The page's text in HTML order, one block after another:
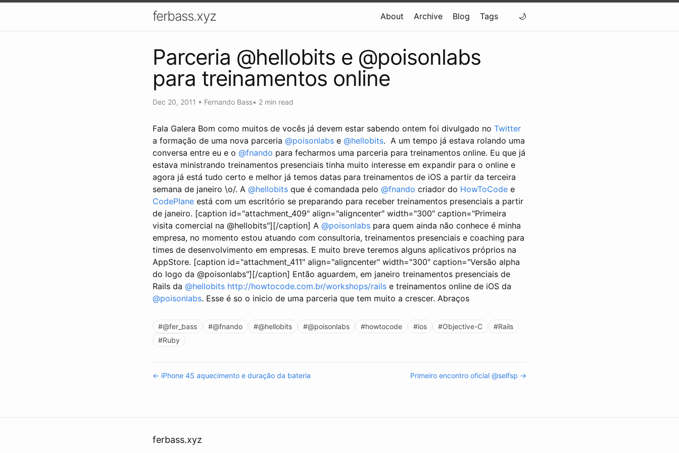
ferbass.xyz About Archive Blog Tags
Parceria @hellobits e @poisonlabs
para treinamentos online
Dec 20, 2011 • Fernando Bass• 2 min read
Fala Galera Bom como muitos de vocês já devem estar sabendo ontem foi divulgado no Twitter
a formação de uma nova parceria @poisonlabs e @hellobits. A um tempo já estava rolando uma
conversa entre eu e o @fnando para fecharmos uma parceria para treinamentos online. Eu que já
estava ministrando treinamentos presenciais tinha muito interesse em expandir para o online e
agora já está tudo certo e melhor já temos datas para treinamentos de iOS a partir da terceira
semana de janeiro \o/. A @hellobits que é comandada pelo @fnando criador do HowToCode e
CodePlane está com um escritório se preparando para receber treinamentos presenciais a partir
de janeiro. [caption id="attachment_409" align="aligncenter" width="300" caption="Primeira
visita comercial na @hellobits"][/caption] A @poisonlabs para quem ainda não conhece é minha
empresa, no momento estou atuando com consultoria, treinamentos presenciais e coaching para
times de desenvolvimento em empresas. E muito breve teremos alguns aplicativos próprios na
AppStore. [caption id="attachment_411" align="aligncenter" width="300" caption="Versão alpha
do logo da @poisonlabs"][/caption] Então aguardem, em janeiro treinamentos presenciais de
Rails da @hellobits http://howtocode.com.br/workshops/rails e treinamentos online de iOS da
@poisonlabs. Esse é so o inicio de uma parceria que tem muito a crescer. Abraços
#@fer_bass #@fnando #@hellobits #@poisonlabs #howtocode #ios #Objective-C
#Rails
#Ruby
← iPhone 4S aquecimento e duração da bateria Primeiro encontro oficial @selfsp →
ferbass.xyz